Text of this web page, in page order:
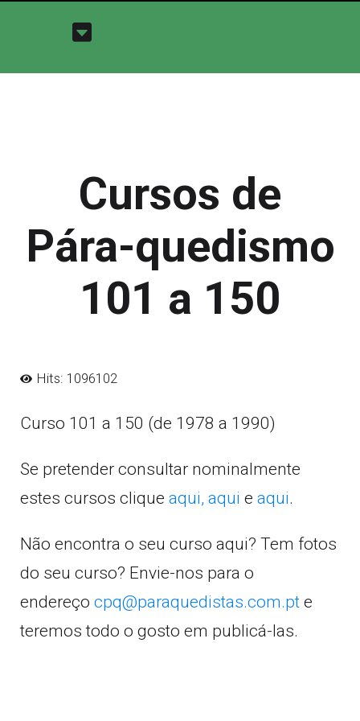
Cursos de
Pára-quedismo
101 a 150
Hits: 1096102
Curso 101 a 150 (de 1978 a 1990)
Se pretender consultar nominalmente
estes cursos clique aqui, aqui e aqui.
Não encontra o seu curso aqui? Tem fotos
do seu curso? Envie-nos para o
endereço cpq@paraquedistas.com.pt e
teremos todo o gosto em publicá-las.